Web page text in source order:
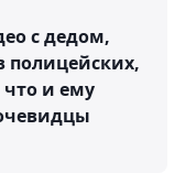
с дедом,
и ему